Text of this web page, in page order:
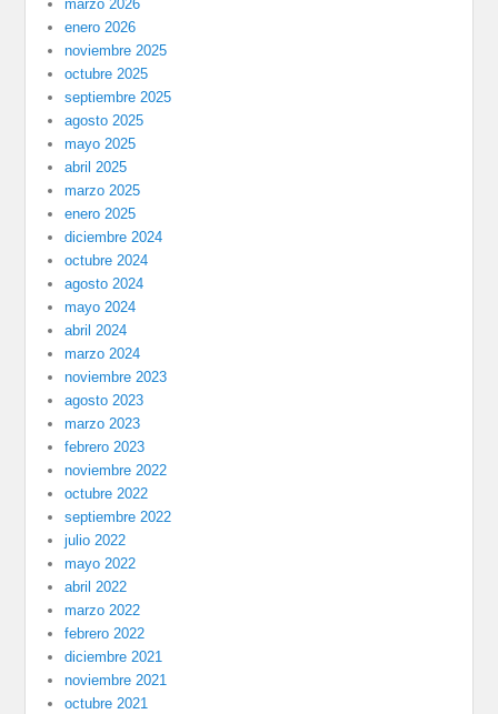
marzo 2026
enero 2026
noviembre 2025
octubre 2025
septiembre 2025
agosto 2025
mayo 2025
abril 2025
marzo 2025
enero 2025
diciembre 2024
octubre 2024
agosto 2024
mayo 2024
abril 2024
marzo 2024
noviembre 2023
agosto 2023
marzo 2023
febrero 2023
noviembre 2022
octubre 2022
septiembre 2022
julio 2022
mayo 2022
abril 2022
marzo 2022
febrero 2022
diciembre 2021
noviembre 2021
octubre 2021